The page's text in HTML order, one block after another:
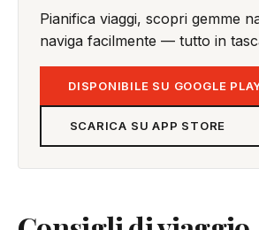
Pianifica viaggi, scopri gemme
naviga facilmente — tutto in
DISPONIBILE SU GOOGLE
SCARICA SU APP STORE